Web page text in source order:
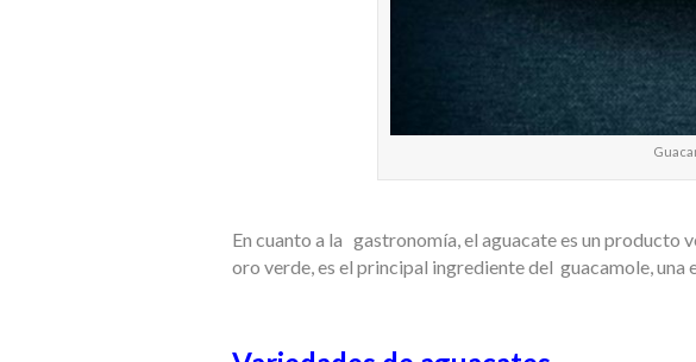
En cuanto a la gastronomía, el aguacate es un producto
oro verde, es el principal ingrediente del guacamole, una